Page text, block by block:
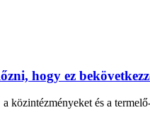
hogy ez
és a